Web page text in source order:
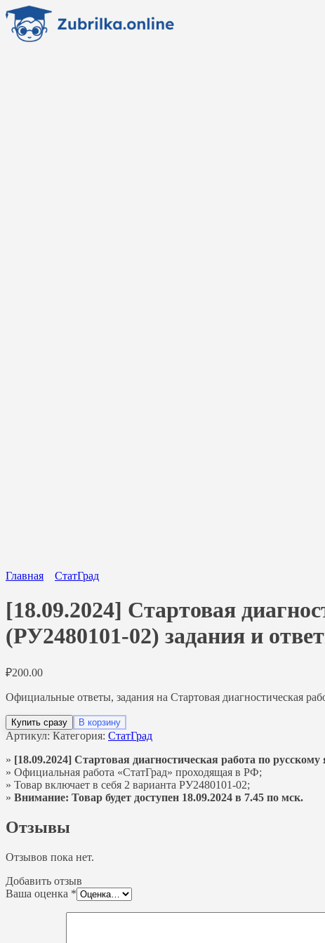
Перейти
содержанию
Главная СтатГрад
[18.09.2024] Стартовая
(РУ2480101-02) задания и
₽200.00
Официальные ответы, задания на Стартовая диагностическая
Купить сразу В корзину
Артикул: Категория: СтатГрад
» [18.09.2024] Стартовая диагностическая работа по русскому
» Официальная работа «СтатГрад» проходящая в РФ;
» Товар включает в себя 2 варианта РУ2480101-02;
» Внимание: Товар будет доступен 18.09.2024 в 7.45 по мск.
Отзывы
Отзывов пока нет.
Добавить отзыв
Ваша оценка *